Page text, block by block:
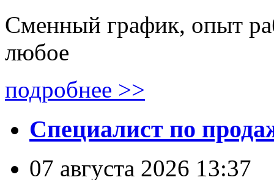
Сменный график, опыт
любое
подробнее >>
Специалист по
07 августа 2026 13:37